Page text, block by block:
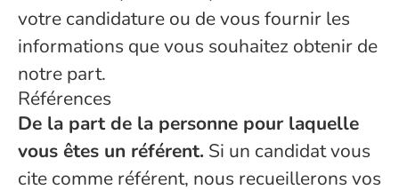
votre candidature ou de vous fournir les
informations que vous souhaitez obtenir de
notre part.
Références
De la part de la personne pour laquelle
vous êtes un référent. Si un candidat vous
cite comme référent, nous recueillerons vos